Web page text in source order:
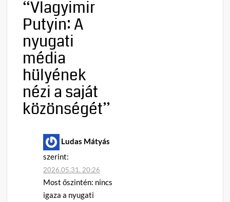
“Vlagyimir
Putyin: A
nyugati
média
hülyének
nézi a saját
közönségét”
Ludas Mátyás
szerint:
2026.05.31. 20:26
Most őszintén: nincs
igaza a nyugati